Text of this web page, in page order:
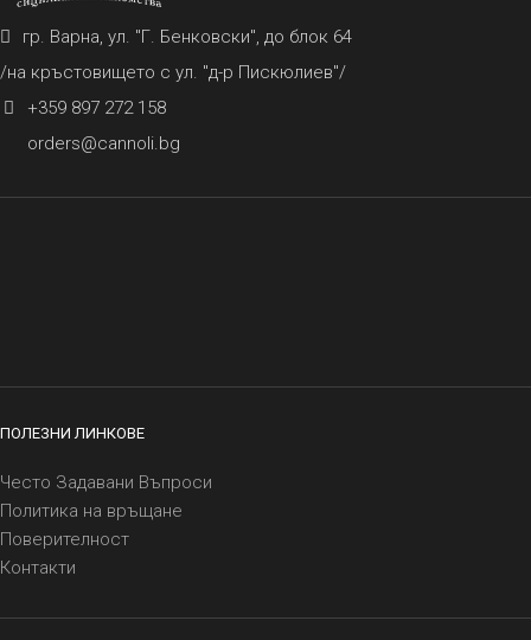
гр. Варна, ул. "Г. Бенковски", до блок 64
/на кръстовището с ул. "д-р Пискюлиев"/
+359 897 272 158
orders@cannoli.bg
ПОЛЕЗНИ ЛИНКОВЕ
Често Задавани Въпроси
Политика на връщане
Поверителност
Контакти